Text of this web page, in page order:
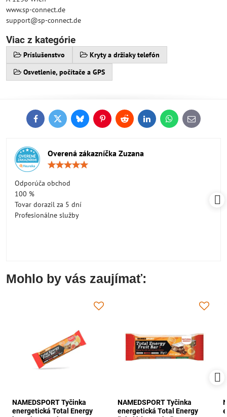
www.sp-connect.de
support@sp-connect.de
Viac z kategórie
Príslušenstvo
Kryty a držiaky telefón
Osvetlenie, počítače a GPS
FacebookTwitterBlueskyPinterestReddit LinkedInWhatsApp
E-
mail
Overená zákazníčka Zuzana
Odporúča obchod
100 %
Tovar dorazil za 5 dní
Profesionálne služby
Mohlo by vás zaujímať:
NAMEDSPORT Tyčinka
energetická Total Energy
NAMEDSPORT Tyčinka
energetická Total Energy